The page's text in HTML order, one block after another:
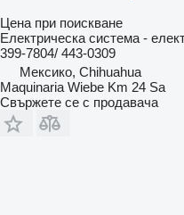
Цена при поискване
Електрическа система -
399-7804/ 443-0309
Мексико, Chihuahua
Maquinaria Wiebe Km 24 Sa
Свържете се с продавача